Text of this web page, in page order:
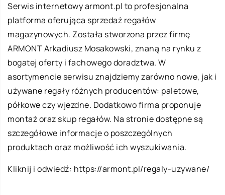
Serwis internetowy armont.pl to profesjonalna
platforma oferująca sprzedaż regałów
magazynowych. Została stworzona przez firmę
ARMONT Arkadiusz Mosakowski, znaną na rynku z
bogatej oferty i fachowego doradztwa. W
asortymencie serwisu znajdziemy zarówno nowe, jak i
używane regały różnych producentów: paletowe,
półkowe czy wjezdne. Dodatkowo firma proponuje
montaż oraz skup regałów. Na stronie dostępne są
szczegółowe informacje o poszczególnych
produktach oraz możliwość ich wyszukiwania.
Kliknij i odwiedź: https://armont.pl/regaly-uzywane/